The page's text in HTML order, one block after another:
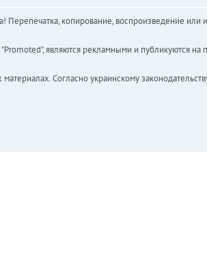
копирование, воспроизведение
являются рекламными и публикуются на
Согласно украинскому